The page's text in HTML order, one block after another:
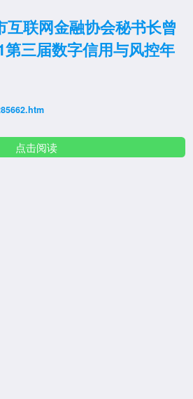
互联网金融协会秘书长曾
三届数字信用与风控年
点击阅读